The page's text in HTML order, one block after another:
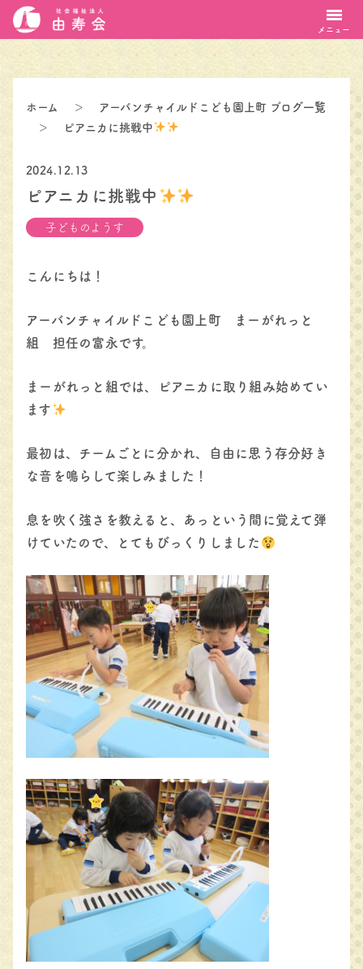
メニュー
ホーム ＞
アーバンチャイルドこども園上町 ブログ一覧
＞
ピアニカに挑戦中
2024.12.13
ピアニカに挑戦中
子どものようす
こんにちは！
アーバンチャイルドこども園上町 まーがれっと
組 担任の富永です。
まーがれっと組では、ピアニカに取り組み始めてい
ます
最初は、チームごとに分かれ、自由に思う存分好き
な音を鳴らして楽しみました！
息を吹く強さを教えると、あっという間に覚えて弾
けていたので、とてもびっくりしました